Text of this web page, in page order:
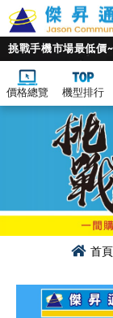
挑戰手機市場最低
價格總覽 機型排行
首頁